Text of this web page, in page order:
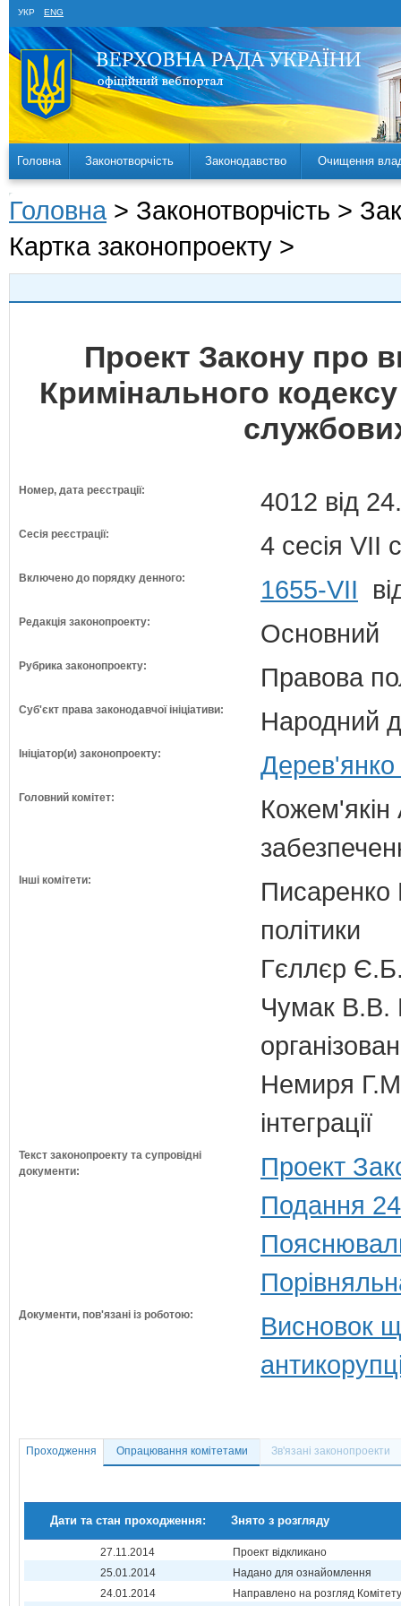
УКР ENG
Головна Законотворчість Законодавство Очищення
Головна > Законотворчість >
Картка законопроекту >
Проект Закону про
Кримінального
Номер, дата реєстрації: 4012 від
Сесія реєстрації: 4 сесія VII
Включено до порядку денного: 1655-VII
Редакція законопроекту: Основний
Рубрика законопроекту: Правова
Суб'єкт права законодавчої ініціативи: Народний
Ініціатор(и) законопроекту:
Головний комітет:
Кожем'якін
Інші комітети:
Писаренко
політики
Гєллєр
Чумак В.В.
Немиря
інтеграції
Текст законопроекту та супровідні
документи:
Проект
Подання
Документи, пов'язані із роботою:
Висновок
Проходження Опрацювання комітетами Зв'язані законопроекти
Дати та стан проходження: Знято з розгляду
27.11.2014
Проект відкликано
25.01.2014
Надано для ознайомлення
24.01.2014
Направлено на розгляд Комітету